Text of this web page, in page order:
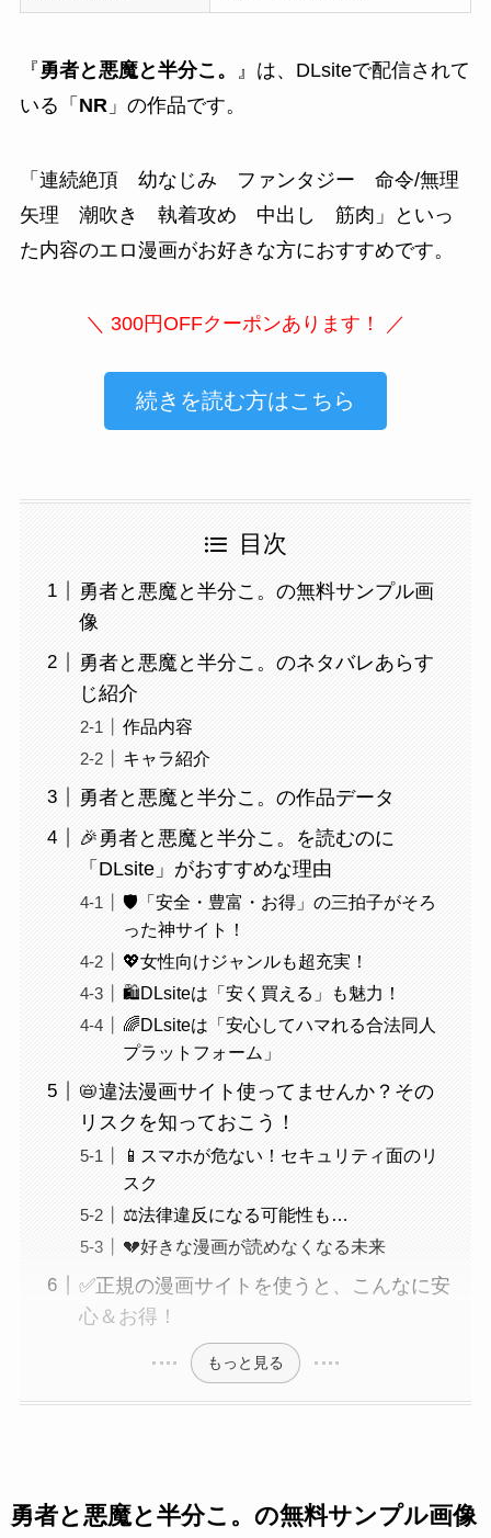
『 勇者と悪魔と半分こ。
』は、DLsiteで配信されて
いる「 NR 」の作品です。
「 連続絶頂 幼なじみ ファンタジー 命令/無理
矢理 潮吹き 執着攻め 中出し 筋肉 」といっ
た内容のエロ漫画がお好きな方におすすめです。
＼ 300円OFFクーポンあります！ ／
続きを読む方はこちら
目次
勇者と悪魔と半分こ。の無料サンプル画
像
勇者と悪魔と半分こ。のネタバレあらす
じ紹介
作品内容
キャラ紹介
勇者と悪魔と半分こ。の作品データ
🎉勇者と悪魔と半分こ。を読むのに
「DLsite」がおすすめな理由
🛡️「安全・豊富・お得」の三拍子がそろ
った神サイト！
💖女性向けジャンルも超充実！
🛍️DLsiteは「安く買える」も魅力！
🌈DLsiteは「安心してハマれる合法同人
プラットフォーム」
📛違法漫画サイト使ってませんか？その
リスクを知っておこう！
📱スマホが危ない！セキュリティ面のリ
スク
⚖️法律違反になる可能性も…
💔好きな漫画が読めなくなる未来
✅正規の漫画サイトを使うと、こんなに安
心＆お得！
もっと見る
勇者と悪魔と半分こ。の無料サンプル画像